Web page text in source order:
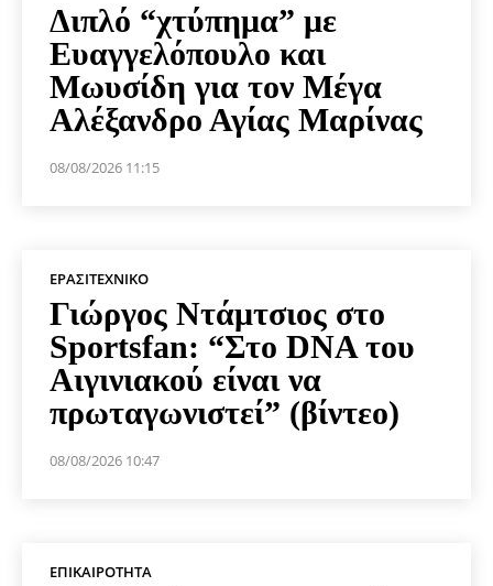
Διπλό “χτύπημα” με
Ευαγγελόπουλο και
Μωυσίδη για τον Μέγα
Αλέξανδρο Αγίας Μαρίνας
08/08/2026 11:15
ΕΡΑΣΙΤΕΧΝΙΚΟ
Γιώργος Ντάμτσιος στο
Sportsfan: “Στο DNA του
Αιγινιακού είναι να
πρωταγωνιστεί” (βίντεο)
08/08/2026 10:47
ΕΠΙΚΑΙΡΌΤΗΤΑ